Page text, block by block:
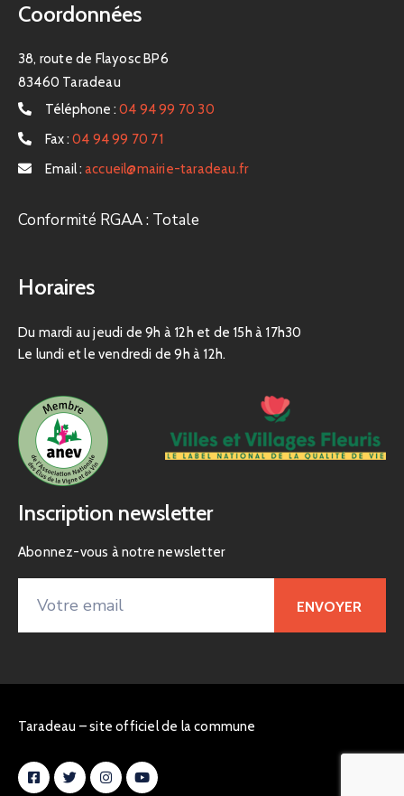
Coordonnées
38, route de Flayosc BP6
83460 Taradeau
Téléphone : 04 94 99 70 30
Fax : 04 94 99 70 71
Email : accueil@mairie-taradeau.fr
Conformité RGAA : Totale
Horaires
Du mardi au jeudi de 9h à 12h et de 15h à 17h30
Le lundi et le vendredi de 9h à 12h.
Inscription newsletter
Abonnez-vous à notre newsletter
Taradeau – site officiel de la commune